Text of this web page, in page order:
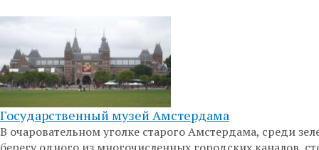
Государственный музей Амстердама
В очаровательном уголке старого Амстердама, среди